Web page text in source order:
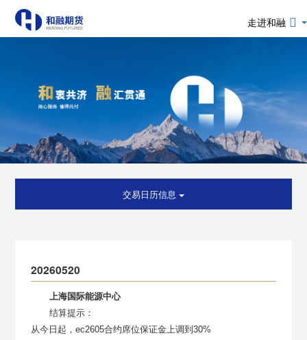
走进和融
交易日历信息
20260520
上海国际能源中心
结算提示：
从今日起， ec2605合约席位保证金上调到 30%